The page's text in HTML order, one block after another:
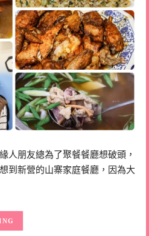
人朋友總為了聚餐餐廳想破頭，
到新營的山寨家庭餐廳，因為大